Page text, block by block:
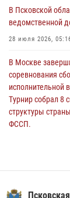
Всероссийского
сотрудников
Росгвардейцы
В Псковской
ведомственной
28 июля 2026,
В Москве
соревнования
исполнительной
Турнир собрал 8
структуры
ФССП.
24 июля 2026, 13:59